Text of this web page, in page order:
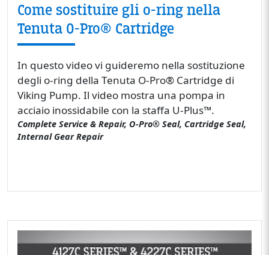
Come sostituire gli o-ring nella
Tenuta O-Pro® Cartridge
In questo video vi guideremo nella sostituzione
degli o-ring della Tenuta O-Pro® Cartridge di
Viking Pump. Il video mostra una pompa in
acciaio inossidabile con la staffa U-Plus™.
Complete Service & Repair, O-Pro® Seal, Cartridge Seal,
Internal Gear Repair